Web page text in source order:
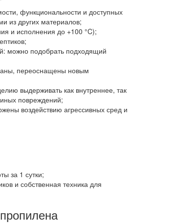
функциональности и доступных
из других материалов;
и исполнения до +100 °C);
можно подобрать подходящий
переоснащены новым
выдерживать как внутреннее, так
повреждений;
воздействию агрессивных сред и
за 1 сутки;
и собственная техника для